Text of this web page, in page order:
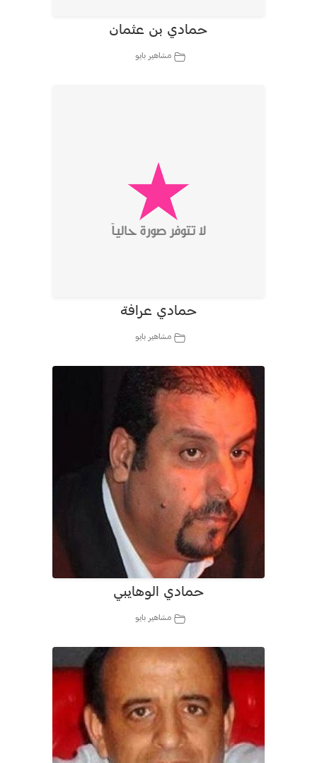
حمادي بن عثمان
مشاهير بايو
حمادي عرافة
مشاهير بايو
حمادي الوهايبي
مشاهير بايو